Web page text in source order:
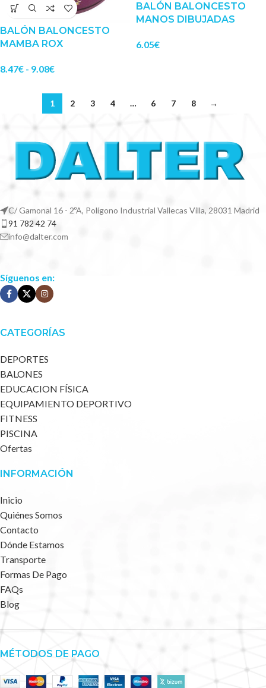
BALÓN BALONCESTO
MAMBA ROX
8.47€ - 9.08€
BALÓN BALONCESTO
MANOS DIBUJADAS
6.05€
1 2 3 4 … 6 7 8 →
C/ Gamonal 16 - 2ºA, Polígono Industrial Vallecas Villa, 28031 Madrid
91 782 42 74
info@dalter.com
Síguenos en:
CATEGORÍAS
DEPORTES
BALONES
EDUCACION FÍSICA
EQUIPAMIENTO DEPORTIVO
FITNESS
PISCINA
Ofertas
INFORMACIÓN
Inicio
Quiénes Somos
Contacto
Dónde Estamos
Transporte
Formas De Pago
FAQs
Blog
MÉTODOS DE PAGO